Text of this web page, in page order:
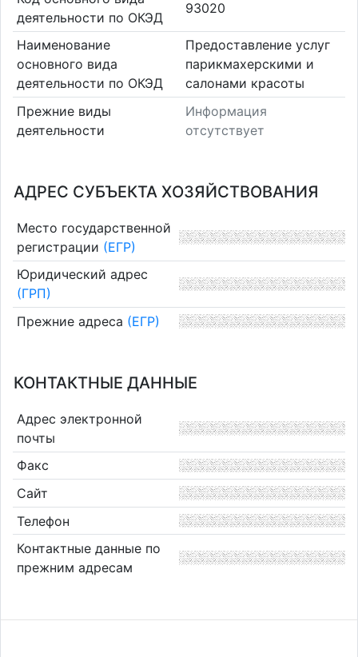
деятельности по ОКЭД
93020
Наименование
основного вида
деятельности по ОКЭД
Предоставление услуг
парикмахерскими и
салонами красоты
Прежние виды
деятельности
Информация
отсутствует
АДРЕС СУБЪЕКТА ХОЗЯЙСТВОВАНИЯ
Место государственной
регистрации (ЕГР)
Юридический адрес
(ГРП)
Прежние адреса (ЕГР)
КОНТАКТНЫЕ ДАННЫЕ
Адрес электронной
почты
Факс
Сайт
Телефон
Контактные данные по
прежним адресам